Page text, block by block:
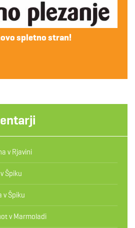
spletno stran!
v Rjavini
Špiku
v Špiku
v Marmoladi